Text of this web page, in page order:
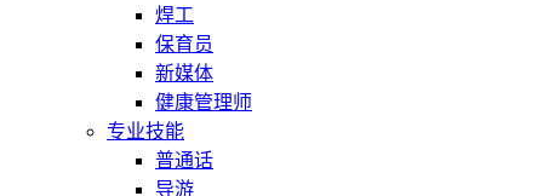
焊工
保育员
新媒体
健康管理师
专业技能
普通话
导游